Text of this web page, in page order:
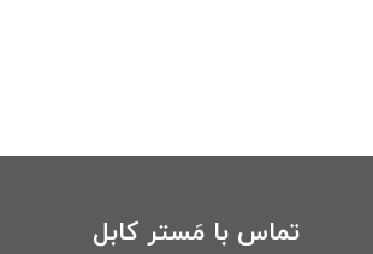
تماس با مَستر کابل